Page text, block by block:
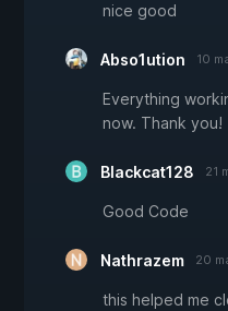
nice good
Abso1ution 10
Everything
now. Thank you!
Blackcat128 21
Good Code
Nathrazem 20
this helped me